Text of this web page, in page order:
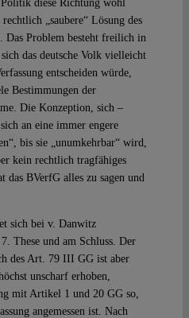
diese Richtung wohl
„saubere“ Lösung des
Das Problem besteht freilich in
das deutsche Volk vielleicht
entscheiden würde,
Bestimmungen der
Die Konzeption, sich –
an eine immer engere
bis sie „unumkehrbar“ wird,
kein rechtlich tragfähiges
das BVerfG alles zu sagen und
sich bei v. Danwitz
These und am Schluss. Der
des Art. 79 III GG ist aber
unscharf erhoben,
mit Artikel 1 und 20 GG so,
angemessen ist. Nach